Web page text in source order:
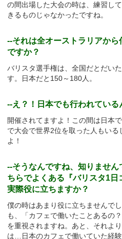
の間出場した大会の時は、練習し
きるものじゃなかったですね。
--それは全オーストラリアか
ですか？
バリスタ選手権は、全国だとだい
す。日本だと150～180人。
--え？！日本でも行われている
開催されてますよ！この間は日本
で大会で世界2位を取った人もいる
よ！
--そうなんですね、知りませ
ちらでよくある『バリスタ1 日
実際役に立ちますか？
僕の時はあまり役に立ちませんで
も、「カフェで働いたことあるの
を重視されますね。あと、それよ
は…日本のカフェで働いていた経験